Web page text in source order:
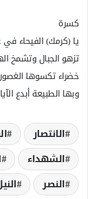
كسرة
يا (كرمك) الفيحاء في
تزهو الجبال وتشمخ
خضراء تكسوها
وبها الطبيعة أبدع
الانتصار
الشهداء
النصر